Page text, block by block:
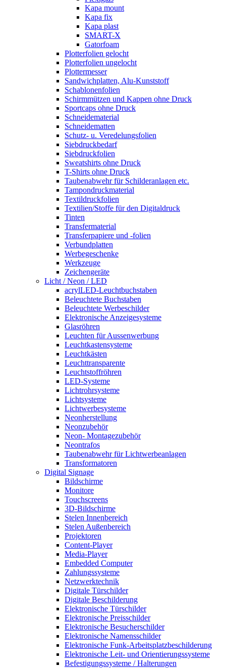
Kapa mount
Kapa fix
Kapa plast
SMART-X
Gatorfoam
Plotterfolien gelocht
Plotterfolien ungelocht
Plottermesser
Sandwichplatten, Alu-Kunststoff
Schablonenfolien
Schirmmützen und Kappen ohne Druck
Sportcaps ohne Druck
Schneidematerial
Schneidematten
Schutz- u. Veredelungsfolien
Siebdruckbedarf
Siebdruckfolien
Sweatshirts ohne Druck
T-Shirts ohne Druck
Taubenabwehr für Schilderanlagen etc.
Tampondruckmaterial
Textildruckfolien
Textilien/Stoffe für den Digitaldruck
Tinten
Transfermaterial
Transferpapiere und -folien
Verbundplatten
Werbegeschenke
Werkzeuge
Zeichengeräte
Licht / Neon / LED
acrylLED-Leuchtbuchstaben
Beleuchtete Buchstaben
Beleuchtete Werbeschilder
Elektronische Anzeigesysteme
Glasröhren
Leuchten für Aussenwerbung
Leuchtkastensysteme
Leuchtkästen
Leuchttransparente
Leuchtstoffröhren
LED-Systeme
Lichtrohrsysteme
Lichtsysteme
Lichtwerbesysteme
Neonherstellung
Neonzubehör
Neon- Montagezubehör
Neontrafos
Taubenabwehr für Lichtwerbeanlagen
Transformatoren
Digital Signage
Bildschirme
Monitore
Touchscreens
3D-Bildschirme
Stelen Innenbereich
Stelen Außenbereich
Projektoren
Content-Player
Media-Player
Embedded Computer
Zahlungssysteme
Netzwerktechnik
Digitale Türschilder
Digitale Beschilderung
Elektronische Türschilder
Elektronische Preisschilder
Elektronische Besucherschilder
Elektronische Namensschilder
Elektronische Funk-Arbeitsplatzbeschilderung
Elektronische Leit- und Orientierungssysteme
Befestigungssysteme / Halterungen